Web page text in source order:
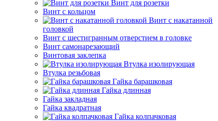
Винт для розетки
Винт с кольцом
Винт с накатанной
головкой
Винт с шестигранным отверстием в головке
Винт самонарезающий
Винтовая заклепка
Втулка изолирующая
Втулка резьбовая
Гайка барашковая
Гайка длинная
Гайка закладная
Гайка квадратная
Гайка колпачковая